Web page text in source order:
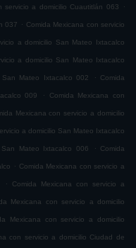
servicio a domicilio Cuautitlán 063 .
037 . Comida Mexicana con servicio
a domicilio San Mateo Ixtacalco
a domicilio San Mateo Ixtacalco
Mateo Ixtacalco 002 . Comida
009 . Comida Mexicana con
Mexicana con servicio a domicilio
a domicilio San Mateo Ixtacalco
Mateo Ixtacalco 006 . Comida
. Comida Mexicana con servicio a
. Comida Mexicana con servicio a
Mexicana con servicio a domicilio
Mexicana con servicio a domicilio
con servicio a domicilio Ciudad de